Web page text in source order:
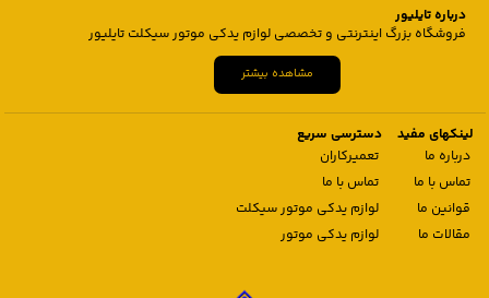
درباره تایلیور
فروشگاه بزرگ اینترنتی و تخصصی لوازم یدکی موتور سیکلت تایلیور
مشاهده بیشتر
لینکهای مفید
درباره ما
تماس با ما
قوانین ما
مقالات ما
دسترسی سریع
تعمیرکاران
تماس با ما
لوازم یدکی موتور سیکلت
لوازم یدکی موتور